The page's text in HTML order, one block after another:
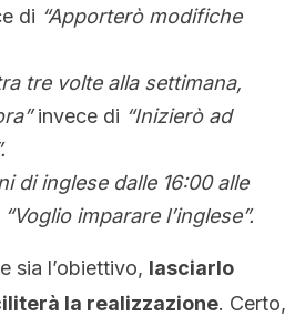
di “Apporterò modifiche
tre volte alla settimana,
invece di “Inizierò ad
di inglese dalle 16:00 alle
“Voglio imparare l’inglese”.
sia l’obiettivo, lasciarlo
la realizzazione. Certo,